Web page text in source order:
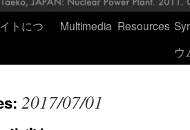
トにつ
Multimedia Resources
ウ
2017/07/01